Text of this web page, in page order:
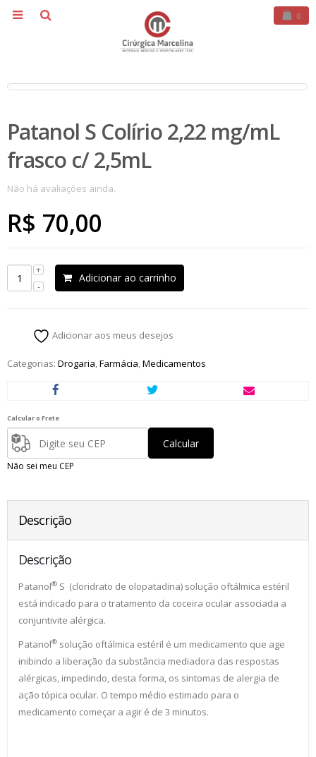
0
Patanol S Colírio 2,22 mg/mL
frasco c/ 2,5mL
Não há avaliações ainda.
R$ 70,00
Adicionar ao carrinho
Adicionar aos meus desejos
Categorias: Drogaria,Farmácia,Medicamentos
Calcular o Frete
Calcular
Não sei meu CEP
Descrição
Descrição
Patanol® S (cloridrato de olopatadina) solução oftálmica estéril
está indicado para o tratamento da coceira ocular associada a
conjuntivite alérgica.
Patanol® solução oftálmica estéril é um medicamento que age
inibindo a liberação da substância mediadora das respostas
alérgicas, impedindo, desta forma, os sintomas de alergia de
ação tópica ocular. O tempo médio estimado para o
medicamento começar a agir é de 3 minutos.